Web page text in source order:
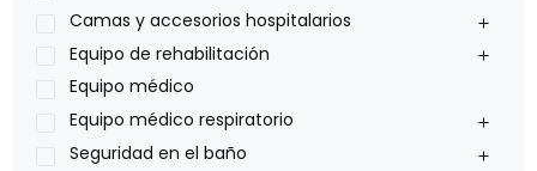
Philips
Pride
Roho
Sillas de ruedas Everest Jennings
Stealth products
Camas y accesorios hospitalarios
Equipo de rehabilitación
Equipo médico
Equipo médico respiratorio
Seguridad en el baño